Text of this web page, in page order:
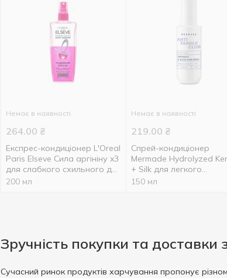
Немає в наявності
264.00 ₴
Експрес-кондиціонер L'Oreal
Paris Elseve Сила аргініну x3
для слабкого схильного до
випадіння волосся 200мл
200 мл
Немає в наявності
219.00 ₴
Спрей-кондиціонер
Mermade Hydrolyzed
+ Silk для легкого
розчісування 150мл
150 мл
Зручність покупки та доставки
Сучасний ринок продуктів харчування пропонує